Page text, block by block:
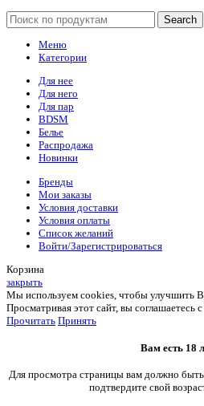
Search
Меню
Категории
Для нее
Для него
Для пар
BDSM
Белье
Распродажа
Новинки
Бренды
Мои заказы
Условия доставки
Условия оплаты
Список желаний
Войти/Зарегистрироваться
Корзина
закрыть
Мы используем cookies, чтобы улучшить
Просматривая этот сайт, вы соглашаетесь
Прочитать Принять
Вам есть 18
Для просмотра страницы вам должно
подтвердите свой